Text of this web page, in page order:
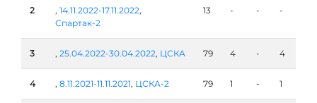
2 , 14.11.2022-17.11.2022,
Спартак-2
13 - - -
3 , 25.04.2022-30.04.2022, ЦСКА 79 4 - 4
4 , 8.11.2021-11.11.2021, ЦСКА-2 79 1 - 1